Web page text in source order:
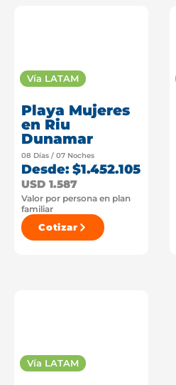
Vía LATAM
Playa Mujeres
en Riu
Dunamar
08 Días / 07 Noches
Desde: $1.452.105
USD 1.587
Valor por persona en plan
familiar
Cotizar
Vía LATAM